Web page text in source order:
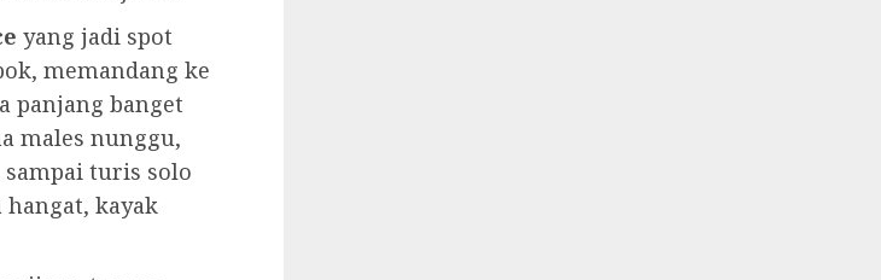
desa penuh
desa, saya jadi
Dari